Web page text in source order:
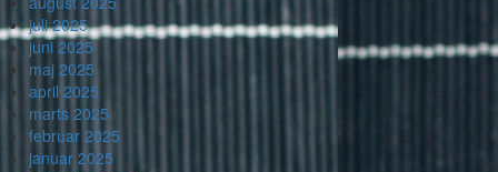
juli 2025
juni 2025
maj 2025
april 2025
marts 2025
februar 2025
januar 2025